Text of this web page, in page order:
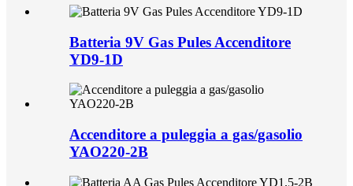
Batteria 9V Gas Pules Accenditore
YD9-1D
Accenditore a puleggia a gas/gasolio
YAO220-2B